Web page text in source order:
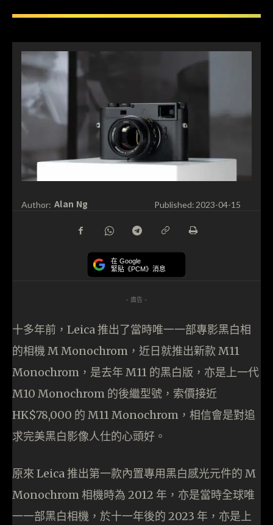
Author: Alan Ng Published: 2023-04-15
在 Google
緊貼《PCM》消息
- 廣告 -
十多年前，Leica 推出了當時唯一一部專影黑白相
的相機 M Monochrom，近日就推出新款 M11
Monochrom，是去年 M11 的黑白版，亦是上一代
M10 Monochrom 的後繼型號，索價接近
HK$78,000 的 M11 Monochrom，相信會是對追
求完美黑白影像人仕的心頭好。
原來 Leica 推出第一款內置專用黑白感光元件的 M
Monochrom 相機時為 2012 年，亦是當時全球唯
一一部黑白相機，於十一年後的 2023 年，亦是上